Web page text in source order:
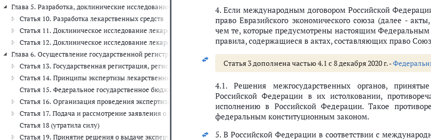
Глава 5. Разработка, доклинические исследования лекарственных средств, а также клинические исследования лекарственных
Статья 10. Разработка лекарственных средств
Статья 11. Доклиническое исследование лекарственного средства для медицинского применения
Статья 12. Доклиническое исследование лекарственного средства и клиническое исследование лекарственного препарата для
Глава 6. Осуществление государственной регистрации, регистрации лекарственных препаратов (ст.ст. 13 - 37)
Статья 13. Государственная регистрация, регистрация лекарственных препаратов
Статья 14. Принципы экспертизы лекарственных средств
Статья 15. Федеральное государственное бюджетное учреждение по проведению экспертизы лекарственных средств
Статья 16. Организация проведения экспертизы лекарственных средств
Статья 17. Подача и рассмотрение заявления о государственной регистрации лекарственного препарата для ветеринарного
Статья 18 (утратила силу)
Статья 19. Принятие решения о выдаче экспертному учреждению задания на проведение экспертизы лекарственного средства
4. Если международным договором Российской
право Евразийского экономического союза (далее -
чем те, которые предусмотрены настоящим
правила, содержащиеся в актах, составляющих право
Статья 3 дополнена частью 4.1 с 8 декабря 2020 г. -
4.1. Решения межгосударственных органов,
Российской Федерации в их истолковании,
исполнению в Российской Федерации. Такое
федеральным конституционным законом.
5. В Российской Федерации в соответствии с